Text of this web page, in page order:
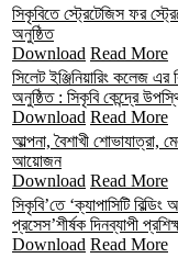
সিকৃবিতে স্ট্রেটেজিস ফর
অনুষ্ঠিত
Download Read More
সিলেট ইঞ্জিনিয়ারিং কলেজ এর
অনুষ্ঠিত : সিকৃবি কেন্দ্রে
Download Read More
আল্পনা, বৈশাখী শোভাযাত্রা,
আয়োজন
Download Read More
সিকৃবি’তে ‘ক্যাপাসিটি
প্রসেস’শীর্ষক দিনব্যাপী
Download Read More